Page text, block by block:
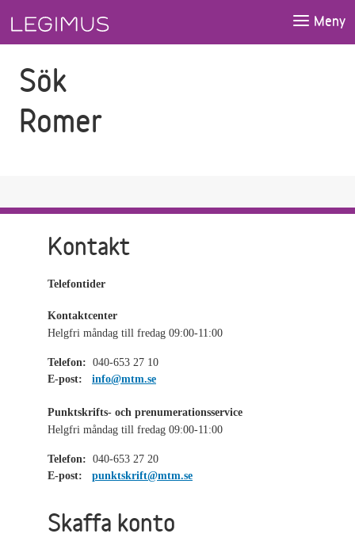
Meny
Sök
Romer
Kontakt
Telefontider
Kontaktcenter
Helgfri måndag till fredag 09:00-11:00
Telefon: 040-653 27 10
E-post:
info@mtm.se
Punktskrifts- och prenumerationsservice
Helgfri måndag till fredag 09:00-11:00
Telefon: 040-653 27 20
E-post:
punktskrift@mtm.se
Skaffa konto